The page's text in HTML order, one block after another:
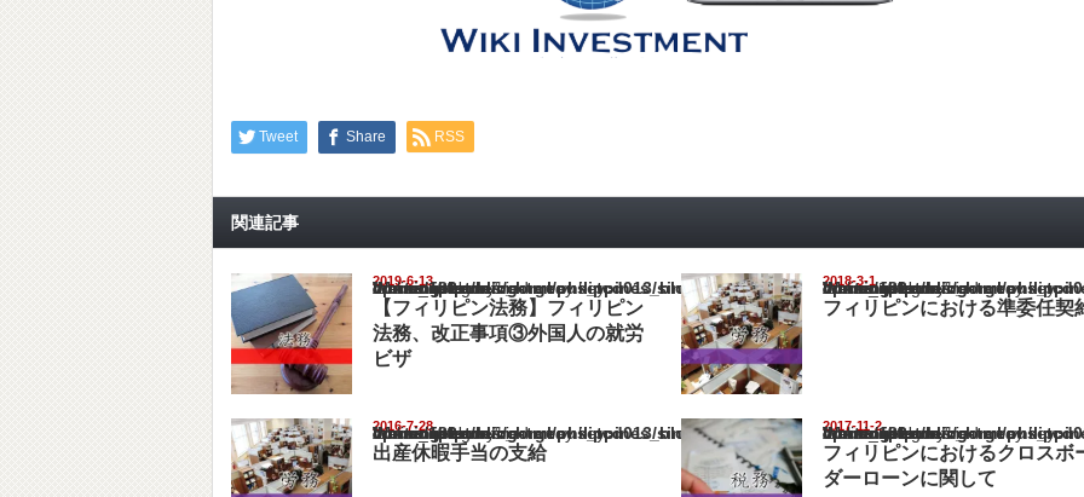
Tweet Share RSS
関連記事
2019-6-13
Warning
: Undefined array key "show_category" in
/home/netst/kuno-cpa.co.jp/public_html/philippines_blog/wp-content/themes/gorgeous_tcd013/single.php
on line183
【フィリピン法務】フィリピン
法務、改正事項③外国人の就労
ビザ
2018-3-1
Warning
: Undefined array key "show_category" in
/home/netst/kuno-cpa.co.jp/public_html/philippines_blog/wp-content/
on line183
フィリピンにおける準委任契
2016-7-28
Warning
: Undefined array key "show_category" in
/home/netst/kuno-cpa.co.jp/public_html/philippines_blog/wp-content/themes/gorgeous_tcd013/single.php
on line183
出産休暇手当の支給
2017-11-2
Warning
: Undefined array key "show_category" in
/home/netst/kuno-cpa.co.jp/public_html/philippines_blog/wp-content/
on line183
フィリピンにおけるクロスボ
ダーローンに関して